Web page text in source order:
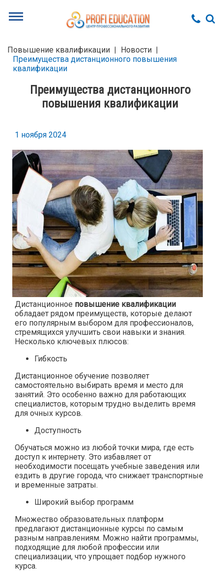
Повышение квалификации
Новости
Преимущества дистанционного повышения
квалификации
Преимущества дистанционного
повышения квалификации
1 ноября 2024
Дистанционное повышение квалификации
обладает рядом преимуществ, которые делают
его популярным выбором для профессионалов,
стремящихся улучшить свои навыки и знания.
Несколько ключевых плюсов:
Гибкость
Дистанционное обучение позволяет
самостоятельно выбирать время и место для
занятий. Это особенно важно для работающих
специалистов, которым трудно выделить время
для очных курсов.
Доступность
Обучаться можно из любой точки мира, где есть
доступ к интернету. Это избавляет от
необходимости посещать учебные заведения или
ездить в другие города, что снижает транспортные
и временные затраты.
Широкий выбор программ
Множество образовательных платформ
предлагают дистанционные курсы по самым
разным направлениям. Можно найти программы,
подходящие для любой профессии или
специализации, что упрощает подбор нужного
курса.